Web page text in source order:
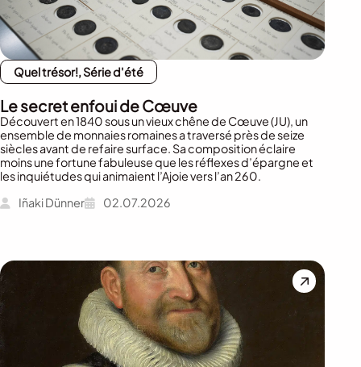
Quel trésor!, Série d'été
Le secret enfoui de Cœuve
Découvert en 1840 sous un vieux chêne de Cœuve (JU), un
ensemble de monnaies romaines a traversé près de seize
siècles avant de refaire surface. Sa composition éclaire
moins une fortune fabuleuse que les réflexes d’épargne et
les inquiétudes qui animaient l’Ajoie vers l’an 260.
Iñaki Dünner
02.07.2026